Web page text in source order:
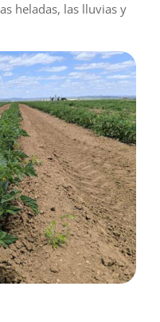
heladas, las lluvias y